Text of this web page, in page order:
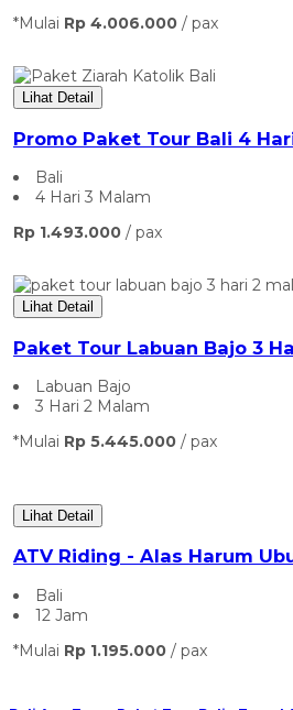
*Mulai Rp 4.006.000 / pax
Lihat Detail
Promo Paket Tour Bali 4
Bali
4 Hari 3 Malam
Rp 1.493.000 / pax
Lihat Detail
Paket Tour Labuan Bajo 3
Labuan Bajo
3 Hari 2 Malam
*Mulai Rp 5.445.000 / pax
Lihat Detail
ATV Riding - Alas Harum
Bali
12 Jam
*Mulai Rp 1.195.000 / pax